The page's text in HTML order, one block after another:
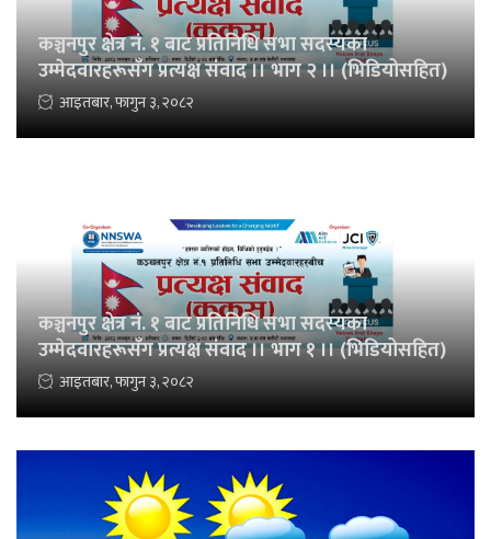
कञ्चनपुर क्षेत्र नं. १ बाट प्रतिनिधि सभा सदस्यका
उम्मेदवारहरूसँग प्रत्यक्ष संवाद ।। भाग २ ।। (भिडियोसहित)
आइतबार, फागुन ३, २०८२
कञ्चनपुर क्षेत्र नं. १ बाट प्रतिनिधि सभा सदस्यका
उम्मेदवारहरूसँग प्रत्यक्ष संवाद ।। भाग १ ।। (भिडियोसहित)
आइतबार, फागुन ३, २०८२